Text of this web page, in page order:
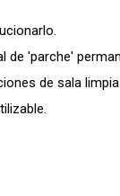
de 'parche'
de sala limpia.